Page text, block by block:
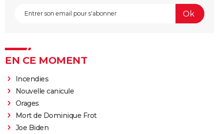
EN CE MOMENT
Incendies
Nouvelle canicule
Orages
Mort de Dominique Frot
Joe Biden